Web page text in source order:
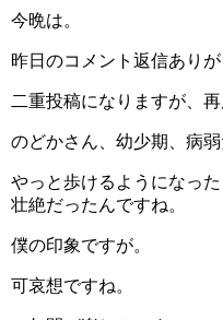
今晩は。
昨日のコメント返信ありが
二重投稿になりますが、再
のどかさん、幼少期、病弱
やっと歩けるようになっ
壮絶だったんですね。
僕の印象ですが。
可哀想ですね。